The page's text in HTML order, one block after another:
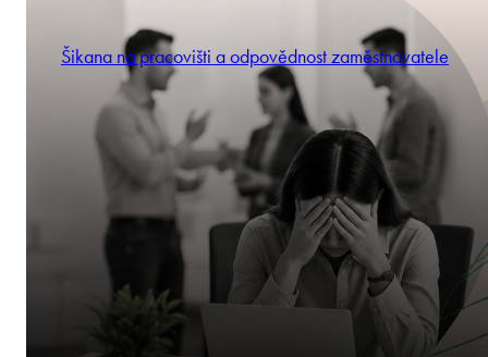
Šikana na pracovišti a odpovědnost zaměstnavatele